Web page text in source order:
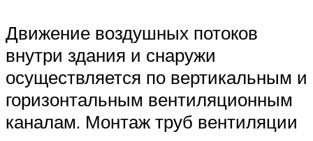
Движение воздушных потоков
внутри здания и снаружи
осуществляется по вертикальным и
горизонтальным вентиляционным
каналам. Монтаж труб вентиляции